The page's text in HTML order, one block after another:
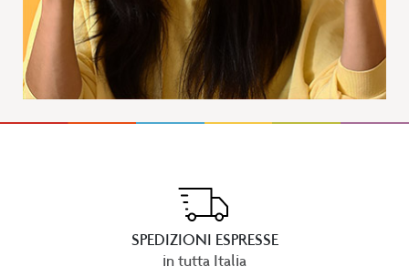
SPEDIZIONI ESPRESSE
in tutta Italia